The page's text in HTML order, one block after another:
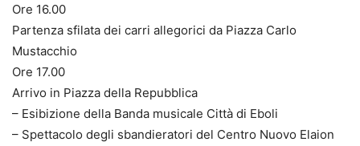
Ore 16.00
Partenza sfilata dei carri allegorici da Piazza Carlo
Mustacchio
Ore 17.00
Arrivo in Piazza della Repubblica
– Esibizione della Banda musicale Città di Eboli
– Spettacolo degli sbandieratori del Centro Nuovo Elaion